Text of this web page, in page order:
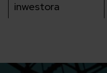
inwestora